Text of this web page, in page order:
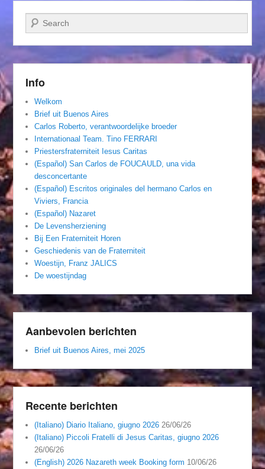
Zoeken
Info
Welkom
Brief uit Buenos Aires
Carlos Roberto, verantwoordelijke broeder
Internationaal Team. Tino FERRARI
Priestersfraterniteit Iesus Caritas
(Español) San Carlos de FOUCAULD, una vida
desconcertante
(Español) Escritos originales del hermano Carlos en
Viviers, Francia
(Español) Nazaret
De Levensherziening
Bij Een Fraterniteit Horen
Geschiedenis van de Fraterniteit
Woestijn, Franz JALICS
De woestijndag
Aanbevolen berichten
Brief uit Buenos Aires, mei 2025
Recente berichten
(Italiano) Diario Italiano, giugno 2026 26/06/26
(Italiano) Piccoli Fratelli di Jesus Caritas, giugno 2026
26/06/26
(English) 2026 Nazareth week Booking form 10/06/26